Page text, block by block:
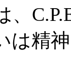
、
は精